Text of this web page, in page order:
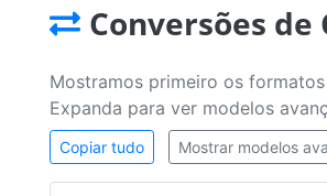
Conversões de
Mostramos primeiro os
Expanda para ver modelos
Copiar tudo Mostrar modelos